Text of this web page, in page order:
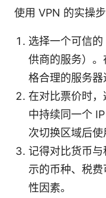
使用 VPN 的实操步
选择一个可信
供商的服务）
格合理的服务器
在对比票价时
中持续同一个
次切换区域后使
记得对比货币
示的币种、税
性因素。